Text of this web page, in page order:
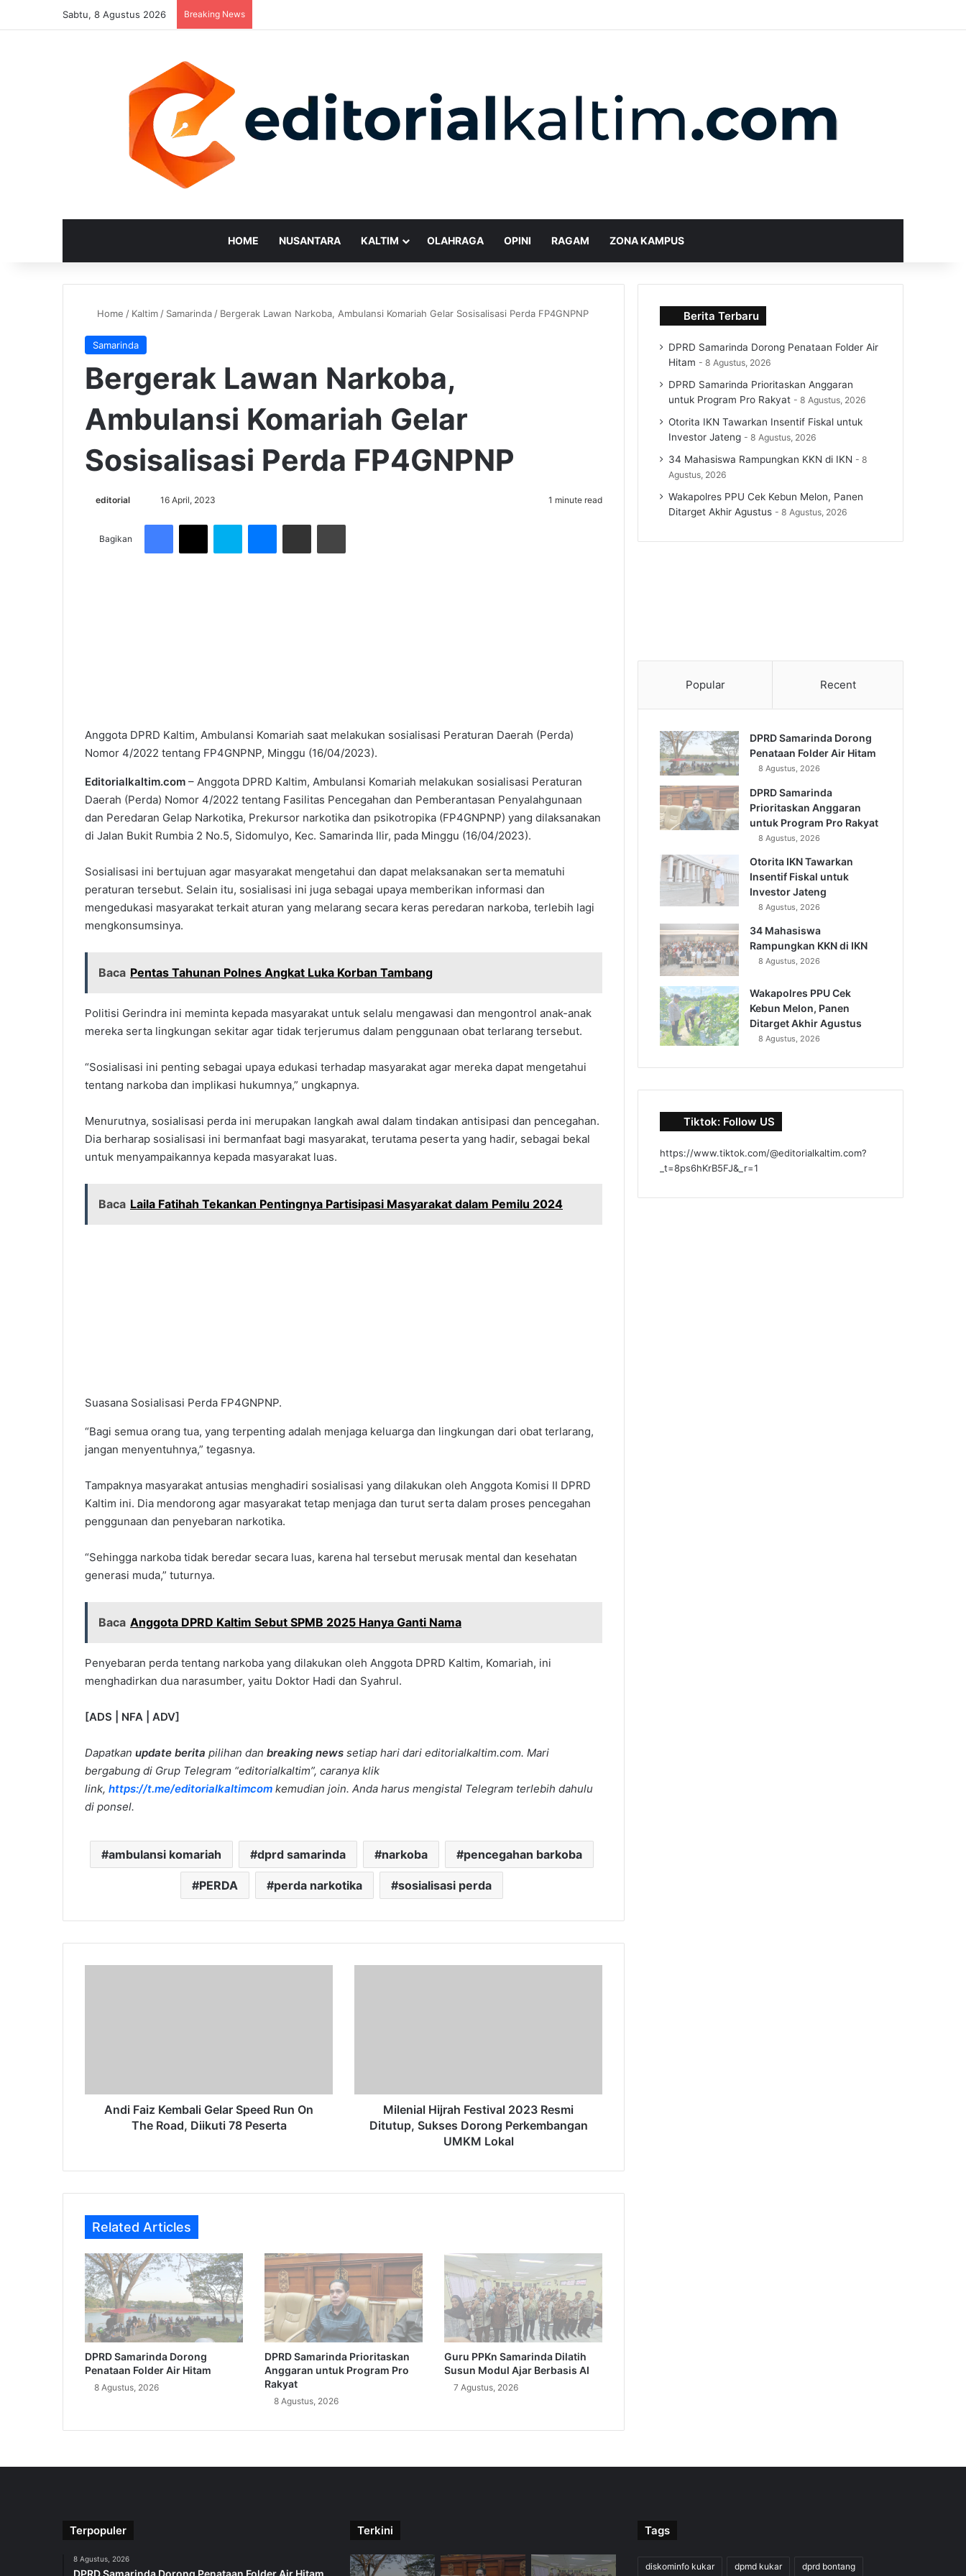
Sabtu, 8 Agustus 2026 Breaking News
HOME NUSANTARA KALTIM OLAHRAGA OPINI RAGAM ZONA KAMPUS
Home / Kaltim / Samarinda / Bergerak Lawan Narkoba, Ambulansi Komariah Gelar Sosisalisasi Perda FP4GNPNP
Samarinda
Bergerak Lawan Narkoba,
Ambulansi Komariah Gelar
Sosisalisasi Perda FP4GNPNP
editorial
Send16 April, 2023 1 minute read
Bagikan
Facebook
X Skype Messenger
Share via Email Cetak
Anggota DPRD Kaltim, Ambulansi Komariah saat melakukan sosialisasi Peraturan Daerah (Perda)
Nomor 4/2022 tentang FP4GNPNP, Minggu (16/04/2023).
Editorialkaltim.com – Anggota DPRD Kaltim, Ambulansi Komariah melakukan sosialisasi Peraturan
Daerah (Perda) Nomor 4/2022 tentang Fasilitas Pencegahan dan Pemberantasan Penyalahgunaan
dan Peredaran Gelap Narkotika, Prekursor narkotika dan psikotropika (FP4GNPNP) yang dilaksanakan
di Jalan Bukit Rumbia 2 No.5, Sidomulyo, Kec. Samarinda Ilir, pada Minggu (16/04/2023).
Sosialisasi ini bertujuan agar masyarakat mengetahui dan dapat melaksanakan serta mematuhi
peraturan tersebut. Selain itu, sosialisasi ini juga sebagai upaya memberikan informasi dan
mengedukasi masyarakat terkait aturan yang melarang secara keras peredaran narkoba, terlebih lagi
mengkonsumsinya.
Baca Pentas Tahunan Polnes Angkat Luka Korban Tambang
Politisi Gerindra ini meminta kepada masyarakat untuk selalu mengawasi dan mengontrol anak-anak
mereka serta lingkungan sekitar agar tidak terjerumus dalam penggunaan obat terlarang tersebut.
“Sosialisasi ini penting sebagai upaya edukasi terhadap masyarakat agar mereka dapat mengetahui
tentang narkoba dan implikasi hukumnya,” ungkapnya.
Menurutnya, sosialisasi perda ini merupakan langkah awal dalam tindakan antisipasi dan pencegahan.
Dia berharap sosialisasi ini bermanfaat bagi masyarakat, terutama peserta yang hadir, sebagai bekal
untuk menyampaikannya kepada masyarakat luas.
Baca Laila Fatihah Tekankan Pentingnya Partisipasi Masyarakat dalam Pemilu 2024
Suasana Sosialisasi Perda FP4GNPNP.
“Bagi semua orang tua, yang terpenting adalah menjaga keluarga dan lingkungan dari obat terlarang,
jangan menyentuhnya,” tegasnya.
Tampaknya masyarakat antusias menghadiri sosialisasi yang dilakukan oleh Anggota Komisi II DPRD
Kaltim ini. Dia mendorong agar masyarakat tetap menjaga dan turut serta dalam proses pencegahan
penggunaan dan penyebaran narkotika.
“Sehingga narkoba tidak beredar secara luas, karena hal tersebut merusak mental dan kesehatan
generasi muda,” tuturnya.
Baca Anggota DPRD Kaltim Sebut SPMB 2025 Hanya Ganti Nama
Penyebaran perda tentang narkoba yang dilakukan oleh Anggota DPRD Kaltim, Komariah, ini
menghadirkan dua narasumber, yaitu Doktor Hadi dan Syahrul.
[ADS | NFA | ADV]
Dapatkan update berita pilihan dan breaking news setiap hari dari editorialkaltim.com. Mari
bergabung di Grup Telegram “editorialkaltim”, caranya klik
link, https://t.me/editorialkaltimcom kemudian join. Anda harus mengistal Telegram terlebih dahulu
di ponsel.
ambulansi komariah dprd samarinda narkoba pencegahan barkoba
PERDA perda narkotika sosialisasi perda
Road,
DiikutiAndi Faiz Kembali Gelar Speed Run On
The Road, Diikuti 78 Peserta
Perkembangan
Lokal
Milenial Hijrah Festival 2023 Resmi
Ditutup, Sukses Dorong Perkembangan
UMKM Lokal
Related Articles
DPRD Samarinda Dorong
Penataan Folder Air Hitam
8 Agustus, 2026
DPRD Samarinda Prioritaskan
Anggaran untuk Program Pro
Rakyat
8 Agustus, 2026
Guru PPKn Samarinda Dilatih
Susun Modul Ajar Berbasis AI
7 Agustus, 2026
Berita Terbaru
DPRD Samarinda Dorong Penataan Folder Air
Hitam
8 Agustus, 2026
DPRD Samarinda Prioritaskan Anggaran
untuk Program Pro Rakyat
8 Agustus, 2026
Otorita IKN Tawarkan Insentif Fiskal untuk
Investor Jateng
8 Agustus, 2026
34 Mahasiswa Rampungkan KKN di IKN
8
Agustus, 2026
Wakapolres PPU Cek Kebun Melon, Panen
Ditarget Akhir Agustus
8 Agustus, 2026
Popular Recent
DPRD Samarinda Dorong
Penataan Folder Air Hitam
8 Agustus, 2026
DPRD Samarinda
Prioritaskan Anggaran
untuk Program Pro Rakyat
8 Agustus, 2026
Otorita IKN Tawarkan
Insentif Fiskal untuk
Investor Jateng
8 Agustus, 2026
34 Mahasiswa
Rampungkan KKN di IKN
8 Agustus, 2026
Wakapolres PPU Cek
Kebun Melon, Panen
Ditarget Akhir Agustus
8 Agustus, 2026
Tiktok: Follow US
https://www.tiktok.com/@editorialkaltim.com?
_t=8ps6hKrB5FJ&_r=1
Terpopuler
8 Agustus, 2026
DPRD Samarinda Dorong Penataan Folder Air Hitam
Terkini Tags
diskominfo kukar dpmd kukar dprd bontang